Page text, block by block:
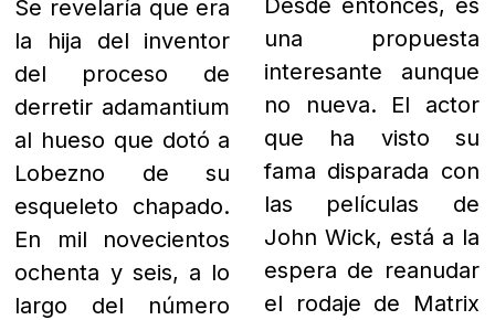
Se revelaría que era
la hija del inventor
del proceso de
derretir adamantium
al hueso que dotó a
Lobezno de su
esqueleto chapado.
En mil novecientos
ochenta y seis, a lo
largo del número
Desde entonces, es
una propuesta
interesante aunque
no nueva. El actor
que ha visto su
fama disparada con
las películas de
John Wick, está a la
espera de reanudar
el rodaje de Matrix